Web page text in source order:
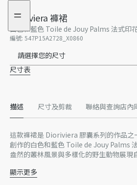
Dioriviera 褲裙
白色和藍色 Toile de Jouy Palms 法式印
編號: 547P15A2728_X0860
請選擇您的尺寸
尺寸表
描述 尺寸及剪裁 聯絡與查詢店內
這款褲裙是 Dioriviera 膠囊系列的作品
創作的白色和藍色 Toile de Jouy Palms
盎然的叢林風景與多樣化的野生動物展現
突顯腰部線條，可搭配同款背心和
實用風格 Christian Dior 扣環
顯示更多